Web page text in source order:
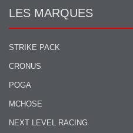
LES MARQUES
STRIKE PACK
CRONUS
POGA
MCHOSE
NEXT LEVEL RACING